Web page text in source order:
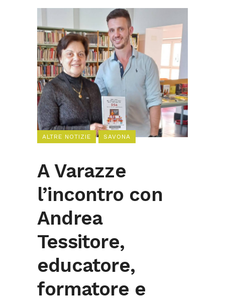
ALTRE NOTIZIE SAVONA
A Varazze
l’incontro con
Andrea
Tessitore,
educatore,
formatore e